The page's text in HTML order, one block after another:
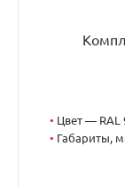
• Цвет — RAL
• Габариты,